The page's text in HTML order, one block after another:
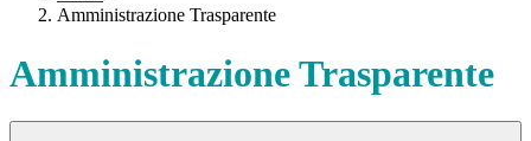
Amministrazione Trasparente
Amministrazione Trasparente